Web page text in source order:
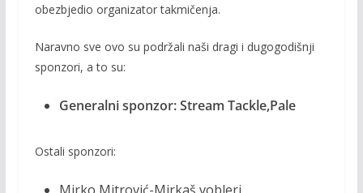
obezbjedio organizator takmičenja.
Naravno sve ovo su podržali naši dragi i dugogodišnji
sponzori, a to su:
Generalni sponzor: Stream Tackle,Pale
Ostali sponzori: